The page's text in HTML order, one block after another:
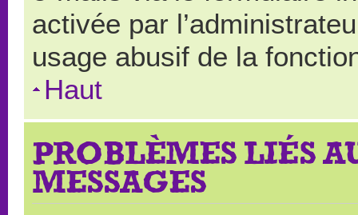
activée par
usage abusif de la
Haut
PROBLÈMES LIÉS
MESSAGES